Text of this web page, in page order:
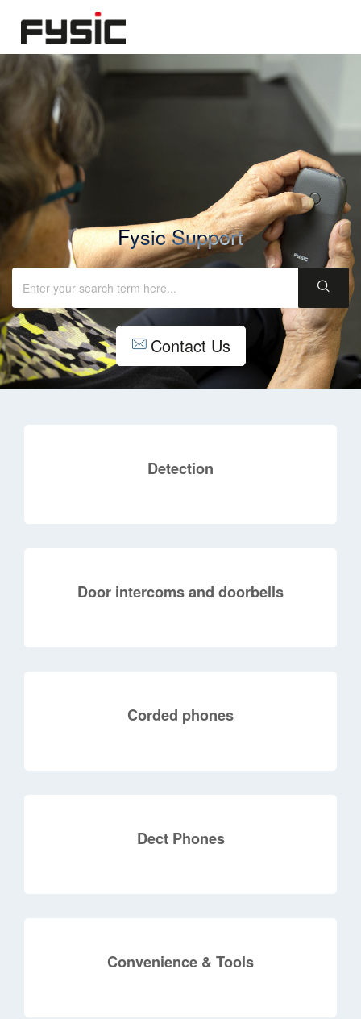
Fysic Support
Contact Us
Detection
Door intercoms and doorbells
Corded phones
Dect Phones
Convenience & Tools